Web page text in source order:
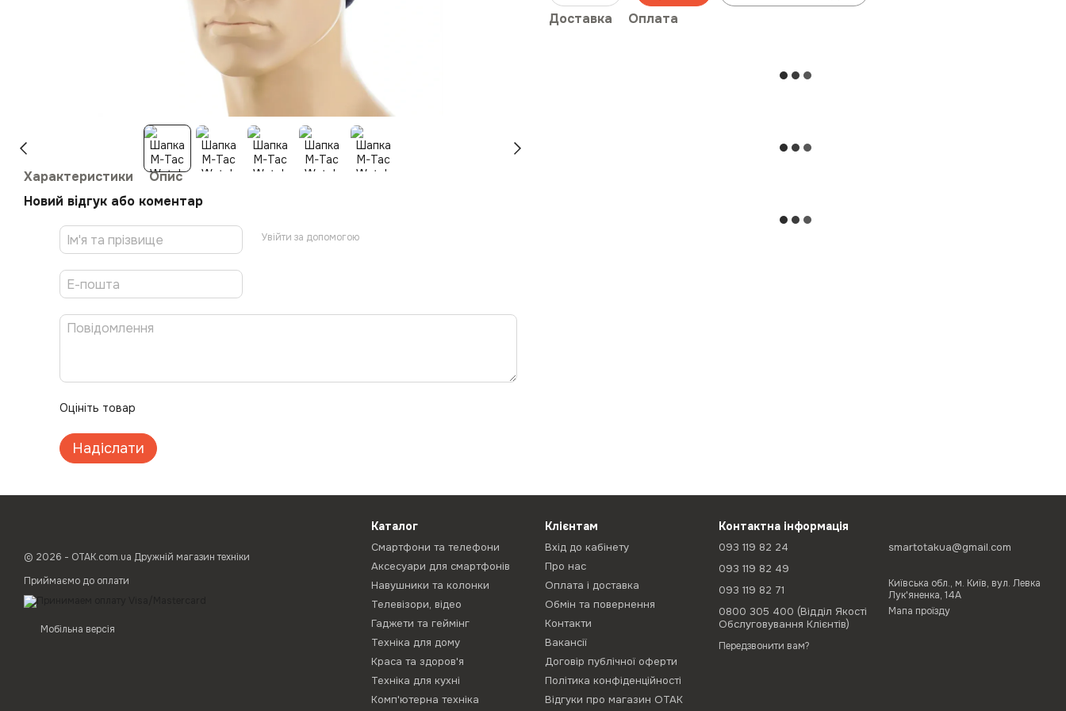
Характеристики
Опис
Новий відгук або коментар
Увійти за допомогою
Оцініть товар
Надіслати
Доставка Оплата
© 2026 - ОТАК.com.ua Дружній магазин техніки
Приймаємо до оплати
Мобільна версія
Каталог
Смартфони та телефони
Аксесуари для смартфонів
Навушники та колонки
Телевізори, відео
Гаджети та геймінг
Техніка для дому
Краса та здоров'я
Техніка для кухні
Комп'ютерна техніка
Клієнтам
Вхід до кабінету
Про нас
Оплата і доставка
Обмін та повернення
Контакти
Вакансії
Договір публічної оферти
Політика конфіденційності
Відгуки про магазин ОТАК
Контактна інформація
093 119 82 24
093 119 82 49
093 119 82 71
0800 305 400 (Відділ Якості
Обслуговування Клієнтів)
Передзвонити вам?
smartotakua@gmail.com
Київська обл., м. Київ, вул. Левка
Лук'яненка, 14А
Мапа проїзду